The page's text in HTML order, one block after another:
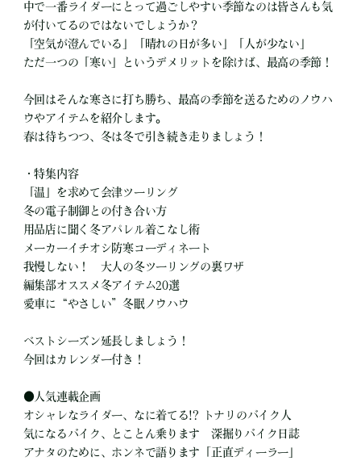
中で一番ライダーにとって過ごしやすい季節なのは皆さんも気
が付いてるのではないでしょうか？
「空気が澄んでいる」「晴れの日が多い」「人が少ない」
ただ一つの「寒い」というデメリットを除けば、最高の季節！
今回はそんな寒さに打ち勝ち、最高の季節を送るためのノウハ
ウやアイテムを紹介します。
春は待ちつつ、冬は冬で引き続き走りましょう！
・特集内容
「温」を求めて会津ツーリング
冬の電子制御との付き合い方
用品店に聞く冬アパレル着こなし術
メーカーイチオシ防寒コーディネート
我慢しない！ 大人の冬ツーリングの裏ワザ
編集部オススメ冬アイテム20選
愛車に“やさしい”冬眠ノウハウ
ベストシーズン延長しましょう！
今回はカレンダー付き！
●人気連載企画
オシャレなライダー、なに着てる!? トナリのバイク人
気になるバイク、とことん乗ります 深掘りバイク日誌
アナタのために、ホンネで語ります「正直ディーラー」